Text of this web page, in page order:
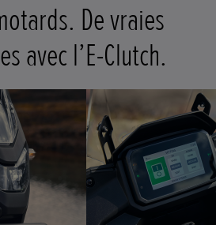
De vraies
avec l’E-Clutch.
I
e
t
p